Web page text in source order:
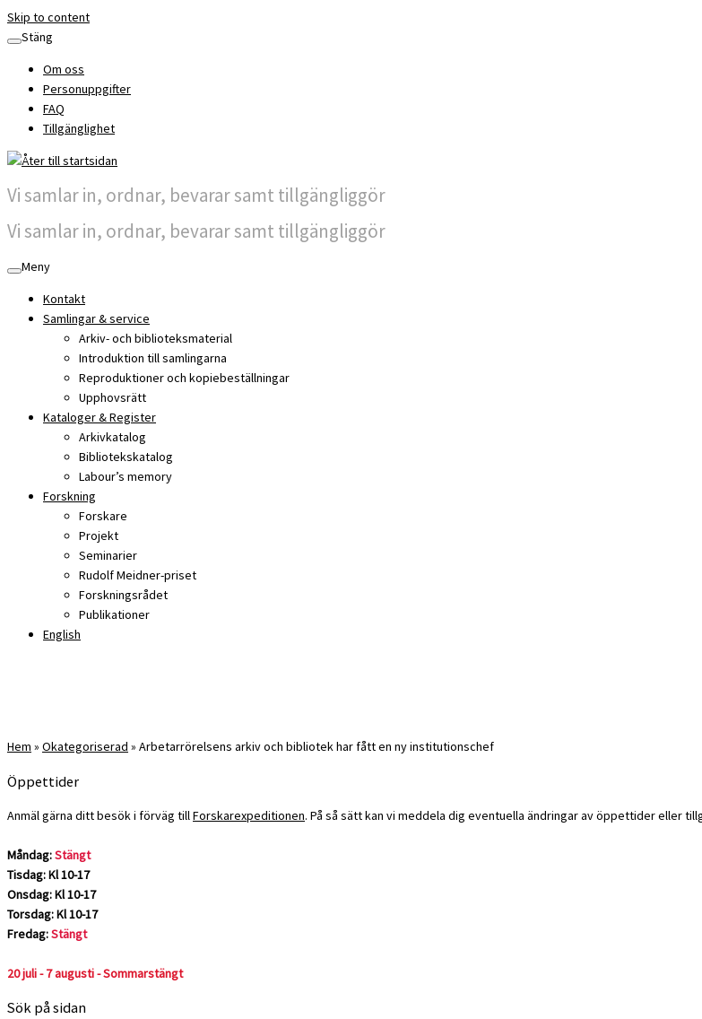
Skip to content
Stäng
Om oss
Personuppgifter
FAQ
Tillgänglighet
Vi samlar in, ordnar, bevarar samt tillgängliggör
Vi samlar in, ordnar, bevarar samt tillgängliggör
Meny
Kontakt
Samlingar & service
Arkiv- och biblioteksmaterial
Introduktion till samlingarna
Reproduktioner och kopiebeställningar
Upphovsrätt
Kataloger & Register
Arkivkatalog
Bibliotekskatalog
Labour’s memory
Forskning
Forskare
Projekt
Seminarier
Rudolf Meidner-priset
Forskningsrådet
Publikationer
English
Hem » Okategoriserad » Arbetarrörelsens arkiv och bibliotek har fått en ny institutionschef
Öppettider
Anmäl gärna ditt besök i förväg tillForskarexpeditionen. På så sätt kan vi meddela dig eventuella ändringar av öppettider eller
Måndag:Stängt
Tisdag: Kl 10-17
Onsdag: Kl 10-17
Torsdag: Kl 10-17
Fredag:Stängt
20 juli - 7 augusti - Sommarstängt
Sök på sidan